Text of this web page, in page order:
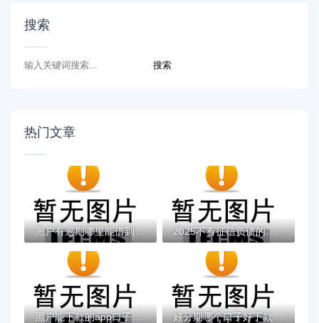
搜索
热门文章
黑户有逾期哪里能借到钱啊急用！看这5个黑户... 2025不看征信负债的网贷百分百下款，最新5个...
黑户能下款的app口子有哪些？今天带来10款黑... 好分期哪个口子好下款？老哥实测避坑贷款平...